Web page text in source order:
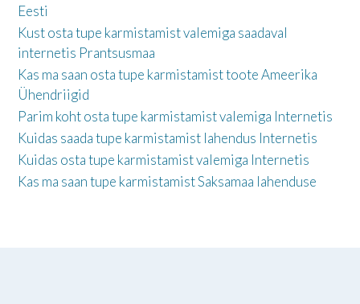
Eesti
Kust osta tupe karmistamist valemiga saadaval
internetis Prantsusmaa
Kas ma saan osta tupe karmistamist toote Ameerika
Ühendriigid
Parim koht osta tupe karmistamist valemiga Internetis
Kuidas saada tupe karmistamist lahendus Internetis
Kuidas osta tupe karmistamist valemiga Internetis
Kas ma saan tupe karmistamist Saksamaa lahenduse